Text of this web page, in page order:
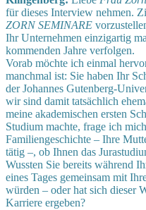
für dieses Interview nehmen.
ZORN SEMINARE
Ihr Unternehmen einzigartig
kommenden Jahre verfolgen.
Vorab möchte ich einmal
manchmal ist: Sie haben Ihr
der Johannes Gutenberg-
wir sind damit tatsächlich
meine akademischen ersten
Studium machte, frage ich
Familiengeschichte – Ihre
tätig –, ob Ihnen das
Wussten Sie bereits während
eines Tages gemeinsam mit
würden – oder hat sich dieser
Karriere ergeben?